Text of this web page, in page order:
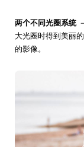
两个不同光圈系统
大光圈时得到美丽
的影像。